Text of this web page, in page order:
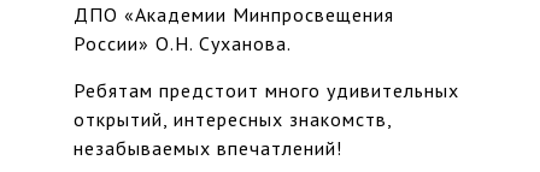
ДПО «Академии Минпросвещения
России» О.Н. Суханова.
Ребятам предстоит много удивительных
открытий, интересных знакомств,
незабываемых впечатлений!